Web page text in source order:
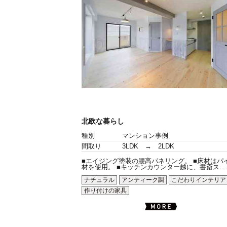
北欧な暮らし
種別
マンション事例
間取り
3LDK → 2LDK
■エイジング塗装の腰高パネリング。 ■床材はパ
材を使用。 ■キッチンカウンター越に、書斎ス...
ナチュラル
アンティーク調
こだわりインテリア
作り付けの家具